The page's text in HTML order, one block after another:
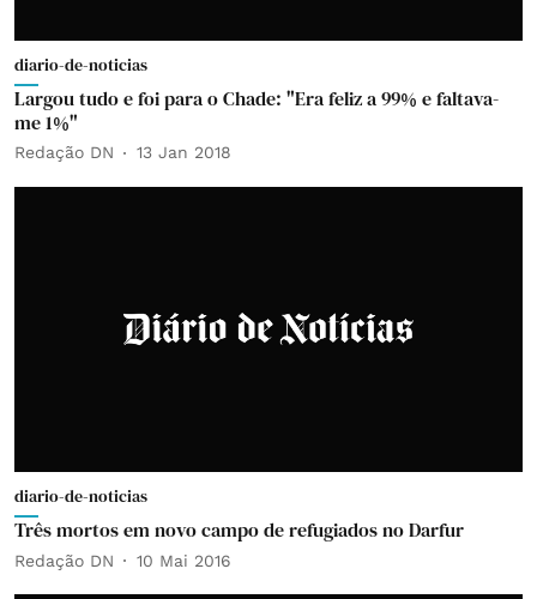
diario-de-noticias
Largou tudo e foi para o Chade: "Era feliz a 99% e faltava-
me 1%"
Redação DN 13 Jan 2018
diario-de-noticias
Três mortos em novo campo de refugiados no Darfur
Redação DN 10 Mai 2016